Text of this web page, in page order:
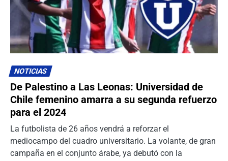
NOTICIAS
De Palestino a Las Leonas: Universidad de
Chile femenino amarra a su segunda refuerzo
para el 2024
La futbolista de 26 años vendrá a reforzar el
mediocampo del cuadro universitario. La volante, de gran
campaña en el conjunto árabe, ya debutó con la